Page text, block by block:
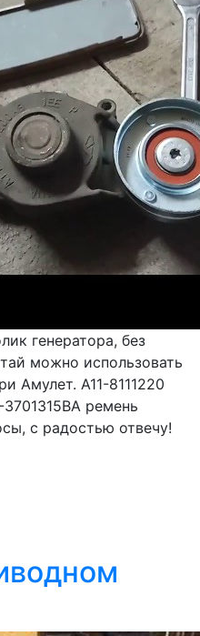
генератора, без
можно использовать
Амулет. A11-8111220
ремень
с радостью отвечу!